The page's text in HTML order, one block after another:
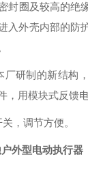
封圈及较高的绝
入外壳内部的防
厂研制的新结构
，用模块式反馈
，调节方便。
外型电动执行器